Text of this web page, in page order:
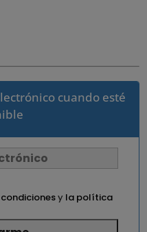
cuando esté
condicionesy la política